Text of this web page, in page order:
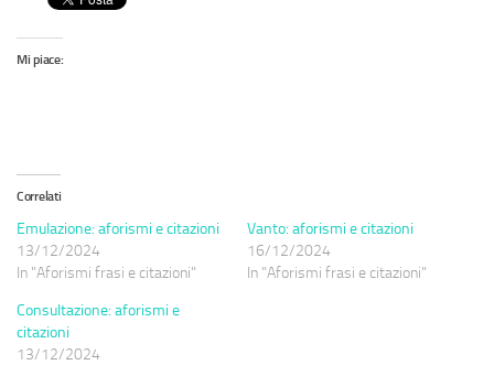
Mi piace:
Correlati
Emulazione: aforismi e citazioni
13/12/2024
In "Aforismi frasi e citazioni"
Vanto: aforismi e citazioni
16/12/2024
In "Aforismi frasi e citazioni"
Consultazione: aforismi e
citazioni
13/12/2024